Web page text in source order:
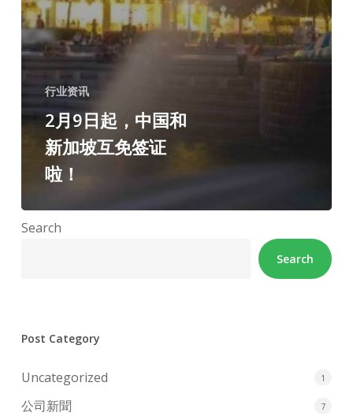
行业资讯
2月9日起，中国和
新加坡互免签证
啦！
Search
Search
Post Category
Uncategorized 1
公司新聞 7